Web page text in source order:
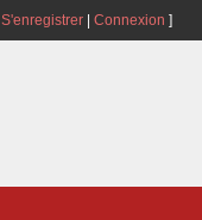
S'enregistrer| Connexion ]